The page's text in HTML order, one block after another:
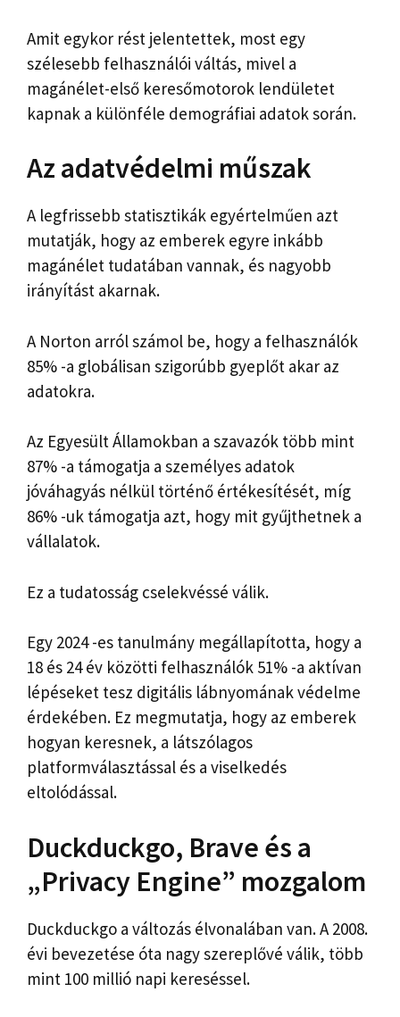
Amit egykor rést jelentettek, most egy
szélesebb felhasználói váltás, mivel a
magánélet-első keresőmotorok lendületet
kapnak a különféle demográfiai adatok során.
Az adatvédelmi műszak
A legfrissebb statisztikák egyértelműen azt
mutatják, hogy az emberek egyre inkább
magánélet tudatában vannak, és nagyobb
irányítást akarnak.
A Norton arról számol be, hogy a felhasználók
85% -a globálisan szigorúbb gyeplőt akar az
adatokra.
Az Egyesült Államokban a szavazók több mint
87% -a támogatja a személyes adatok
jóváhagyás nélkül történő értékesítését, míg
86% -uk támogatja azt, hogy mit gyűjthetnek a
vállalatok.
Ez a tudatosság cselekvéssé válik.
Egy 2024 -es tanulmány megállapította, hogy a
18 és 24 év közötti felhasználók 51% -a aktívan
lépéseket tesz digitális lábnyomának védelme
érdekében. Ez megmutatja, hogy az emberek
hogyan keresnek, a látszólagos
platformválasztással és a viselkedés
eltolódással.
Duckduckgo, Brave és a
„Privacy Engine” mozgalom
Duckduckgo a változás élvonalában van. A 2008.
évi bevezetése óta nagy szereplővé válik, több
mint 100 millió napi kereséssel.